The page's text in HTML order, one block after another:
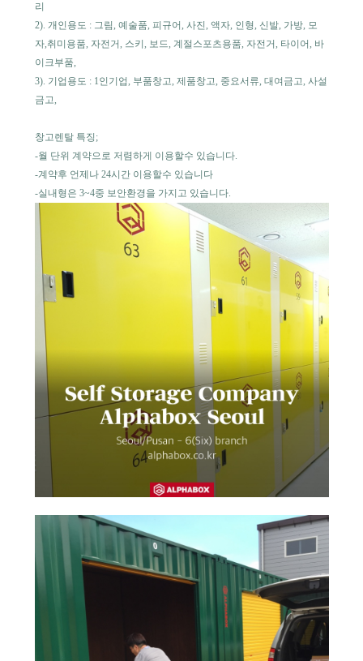
리
2). 개인용도 : 그림, 예술품, 피규어, 사진, 액자, 인형, 신발, 가방, 모
자,취미용품, 자전거, 스키, 보드, 계절스포츠용품, 자전거, 타이어, 바
이크부품,
3). 기업용도 : 1인기업, 부품창고, 제품창고, 중요서류, 대여금고, 사설
금고,
창고렌탈 특징;
-월 단위 계약으로 저렴하게 이용할수 있습니다.
-계약후 언제나 24시간 이용할수 있습니다
-실내형은 3~4중 보안환경을 가지고 있습니다.